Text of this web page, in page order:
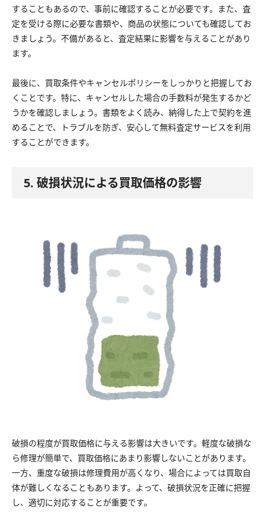
することもあるので、事前に確認することが必要です。また、査
定を受ける際に必要な書類や、商品の状態についても確認してお
きましょう。不備があると、査定結果に影響を与えることがあり
ます。
最後に、買取条件やキャンセルポリシーをしっかりと把握してお
くことです。特に、キャンセルした場合の手数料が発生するかど
うかを確認しましょう。書類をよく読み、納得した上で契約を進
めることで、トラブルを防ぎ、安心して無料査定サービスを利用
することができます。
5. 破損状況による買取価格の影響
破損の程度が買取価格に与える影響は大きいです。軽度な破損な
ら修理が簡単で、買取価格にあまり影響しないことがあります。
一方、重度な破損は修理費用が高くなり、場合によっては買取自
体が難しくなることもあります。よって、破損状況を正確に把握
し、適切に対応することが重要です。